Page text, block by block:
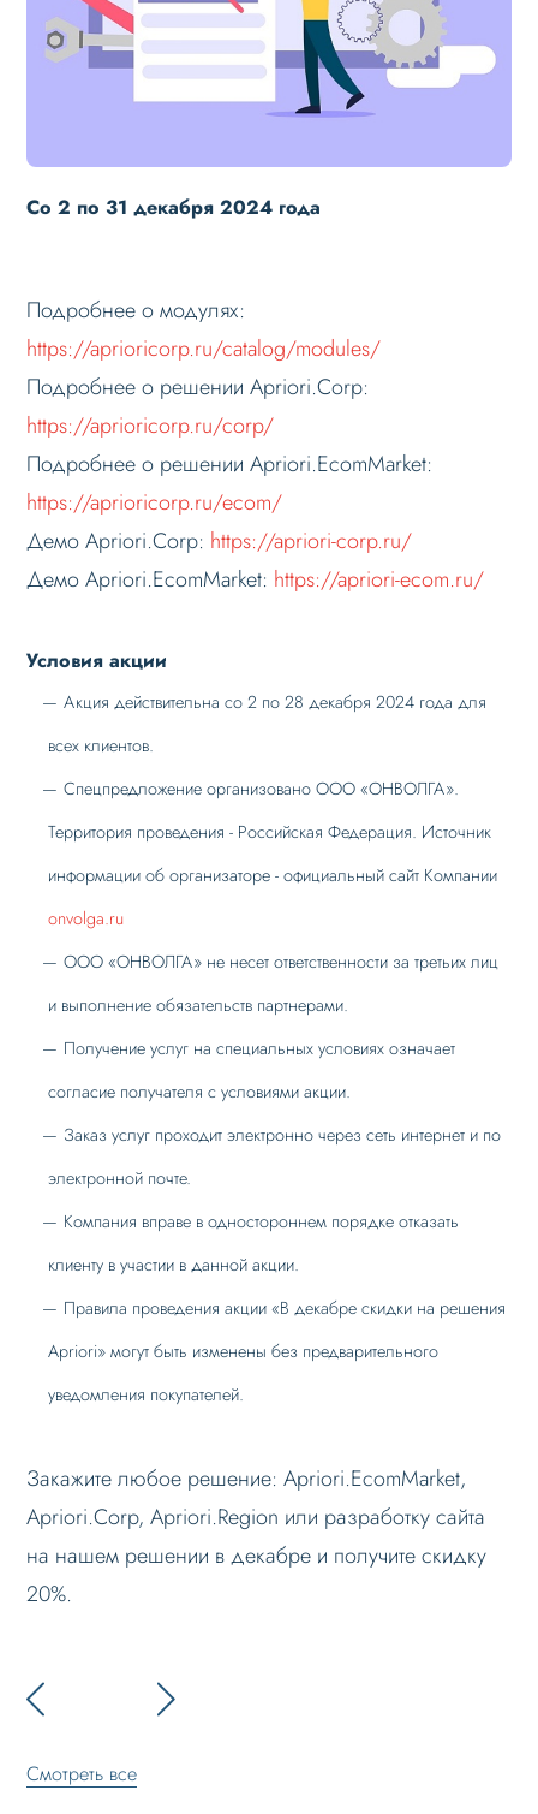
Со 2 по 31 декабря 2024 года
Подробнее о модулях:
https://aprioricorp.ru/catalog/modules/
Подробнее о решении Apriori.Corp:
https://aprioricorp.ru/corp/
Подробнее о решении Apriori.EcomMarket:
https://aprioricorp.ru/ecom/
Демо Apriori.Corp: https://apriori-corp.ru/
Демо Apriori.EcomMarket: https://apriori-ecom.ru/
Условия акции
Акция действительна со 2 по 28 декабря 2024 года для
всех клиентов.
Спецпредложение организовано ООО «ОНВОЛГА».
Территория проведения - Российская Федерация. Источник
информации об организаторе - официальный сайт Компании
onvolga.ru
ООО «ОНВОЛГА» не несет ответственности за третьих лиц
и выполнение обязательств партнерами.
Получение услуг на специальных условиях означает
согласие получателя с условиями акции.
Заказ услуг проходит электронно через сеть интернет и по
электронной почте.
Компания вправе в одностороннем порядке отказать
клиенту в участии в данной акции.
Правила проведения акции «В декабре скидки на решения
Apriori» могут быть изменены без предварительного
уведомления покупателей.
Закажите любое решение: Apriori.EcomMarket,
Apriori.Corp, Apriori.Region или разработку сайта
на нашем решении в декабре и получите скидку
20%.
Смотреть все